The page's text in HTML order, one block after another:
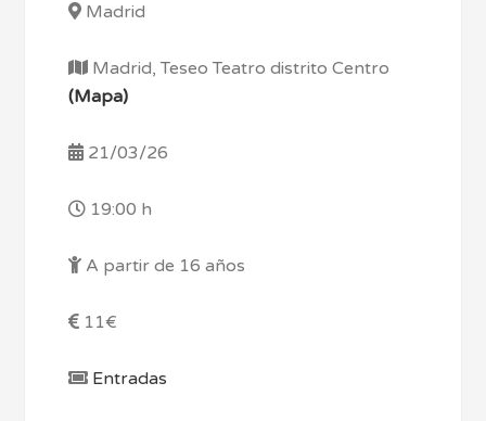
Madrid
Madrid, Teseo Teatro distrito Centro
(Mapa)
21/03/26
19:00 h
A partir de 16 años
11€
Entradas